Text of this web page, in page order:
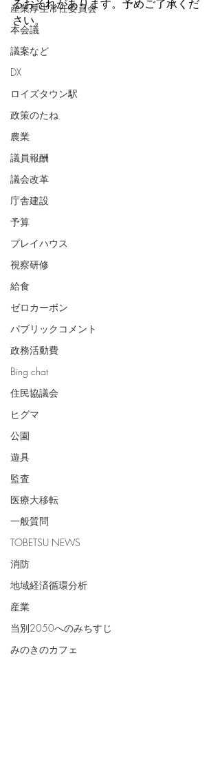
産業厚生常任委員会
本会議
議案など
DX
ロイズタウン駅
政策のたね
農業
議員報酬
議会改革
庁舎建設
予算
プレイハウス
視察研修
給食
ゼロカーボン
パブリックコメント
政務活動費
Bing chat
住民協議会
ヒグマ
公園
遊具
監査
医療大移転
一般質問
TOBETSU NEWS
消防
地域経済循環分析
産業
当別2050へのみちすじ
みのきのカフェ
るおそれがあります。予めご了承くだ
さい。